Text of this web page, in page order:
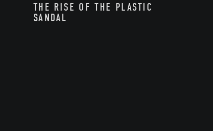
THE RISE OF THE PLASTIC
SANDAL